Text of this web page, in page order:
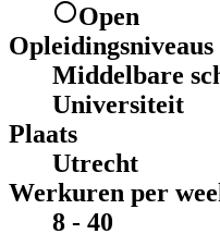
Open
Opleidingsniveaus
Middelbare
Universiteit
Plaats
Utrecht
Werkuren per
8 - 40